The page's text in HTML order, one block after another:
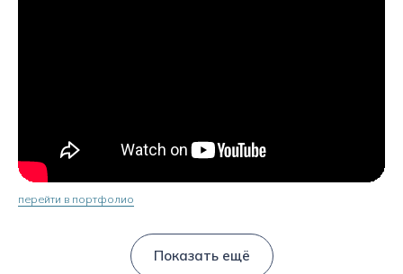
перейти в портфолио
Показать ещё